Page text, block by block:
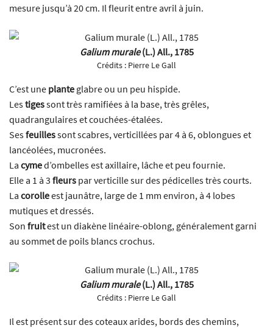
mesure jusqu’à 20 cm. Il fleurit entre avril à juin.
Galium murale(L.) All., 1785
Crédits : Pierre Le Gall
C’est une plante glabre ou un peu hispide.
Lestigessont très ramifiées à la base, très grêles,
quadrangulaires et couchées-étalées.
Sesfeuillessont scabres, verticillées par 4 à 6, oblongues et
lancéolées, mucronées.
La cymed’ombelles est axillaire, lâche et peu fournie.
Elle a 1 à 3 fleurs par verticille sur des pédicelles très courts.
La corolleest jaunâtre, large de 1 mm environ, à 4 lobes
mutiques et dressés.
Son fruitest un diakène linéaire-oblong, généralement garni
au sommet de poils blancs crochus.
Galium murale(L.) All., 1785
Crédits : Pierre Le Gall
Il est présent sur des coteaux arides, bords des chemins,